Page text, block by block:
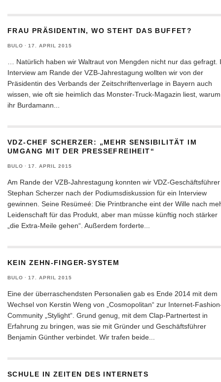
FRAU PRÄSIDENTIN, WO STEHT DAS BUFFET?
BULO · 17. APRIL 2015
… Natürlich haben wir Waltraut von Mengden nicht nur das gefragt.
Interview am Rande der VZB-Jahrestagung wollten wir von der
Präsidentin des Verbands der Zeitschriftenverlage in Bayern auch
wissen, wie oft sie heimlich das Monster-Truck-Magazin liest, warum
ihr Burdamann...
VDZ-CHEF SCHERZER: „MEHR SENSIBILITÄT IM
UMGANG MIT DER PRESSEFREIHEIT“
BULO · 17. APRIL 2015
Am Rande der VZB-Jahrestagung konnten wir VDZ-Geschäftsführer
Stephan Scherzer nach der Podiumsdiskussion für ein Interview
gewinnen. Seine Resümeé: Die Printbranche eint der Wille nach
Leidenschaft für das Produkt, aber man müsse künftig noch stärker
„die Extra-Meile gehen“. Außerdem forderte...
KEIN ZEHN-FINGER-SYSTEM
BULO · 17. APRIL 2015
Eine der überraschendsten Personalien gab es Ende 2014 mit dem
Wechsel von Kerstin Weng von „Cosmopolitan“ zur Internet-
Community „Stylight“. Grund genug, mit dem Clap-Partnertest in
Erfahrung zu bringen, was sie mit Gründer und Geschäftsführer
Benjamin Günther verbindet. Wir trafen beide...
SCHULE IN ZEITEN DES INTERNETS